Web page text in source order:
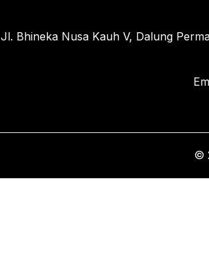
Jl. Bhineka Nusa Kauh V, Dalung
©